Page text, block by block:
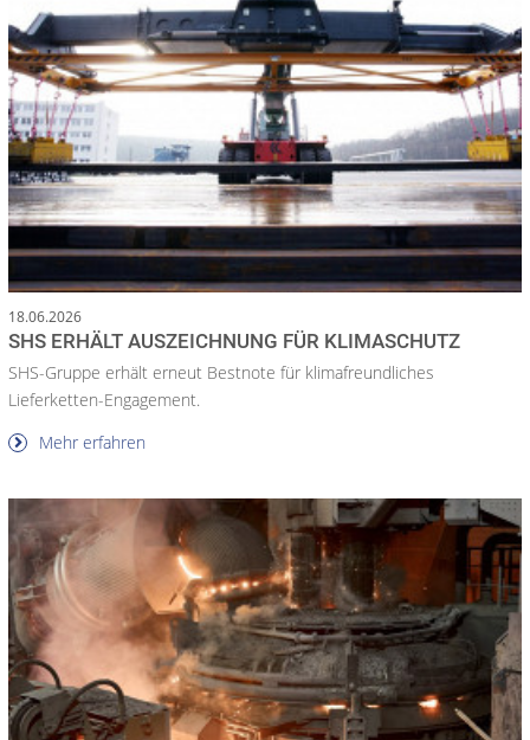
18.06.2026
SHS ERHÄLT AUSZEICHNUNG FÜR KLIMASCHUTZ
SHS-Gruppe erhält erneut Bestnote für klimafreundliches
Lieferketten-Engagement.
Mehr erfahren